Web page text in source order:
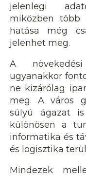
jelenlegi
miközben több
hatása még
jelenhet meg.
A
ugyanakkor
ne kizárólag
meg. A város
súlyú ágazat
különösen a
informatika és
és logisztika
Mindezek